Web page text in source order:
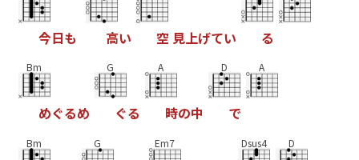
今日も 高い 空 見上げてい る
Bm
めぐるめ
G
ぐる
A
時の中
D
で
A
Bm G Em7 Dsus4 D